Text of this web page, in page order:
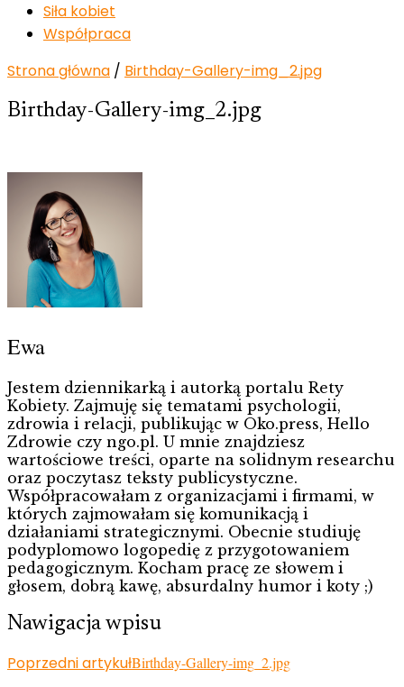
Siła kobiet
Współpraca
Strona główna / Birthday-Gallery-img_2.jpg
Birthday-Gallery-img_2.jpg
Ewa
Jestem dziennikarką i autorką portalu Rety
Kobiety. Zajmuję się tematami psychologii,
zdrowia i relacji, publikując w Oko.press, Hello
Zdrowie czy ngo.pl. U mnie znajdziesz
wartościowe treści, oparte na solidnym researchu
oraz poczytasz teksty publicystyczne.
Współpracowałam z organizacjami i firmami, w
których zajmowałam się komunikacją i
działaniami strategicznymi. Obecnie studiuję
podyplomowo logopedię z przygotowaniem
pedagogicznym. Kocham pracę ze słowem i
głosem, dobrą kawę, absurdalny humor i koty ;)
Nawigacja wpisu
Poprzedni artykułBirthday-Gallery-img_2.jpg